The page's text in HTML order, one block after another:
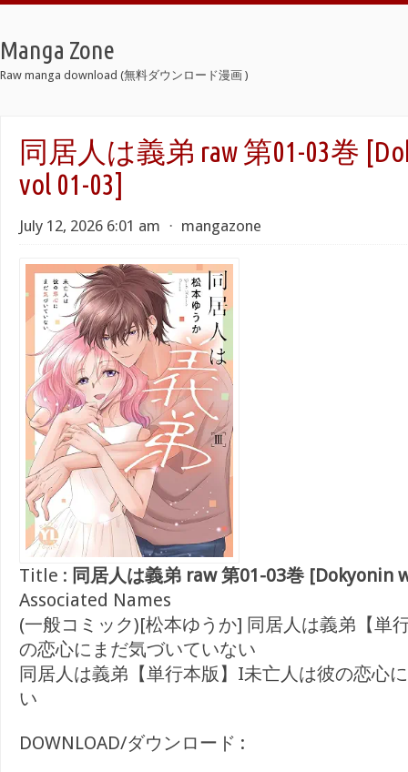
Manga Zone
Raw manga download (無料ダウンロード漫画 )
同居人は義弟 raw 第01-03巻
vol 01-03]
July 12, 2026 6:01 am ⋅ mangazone
Title : 同居人は義弟 raw 第01-03巻 [Dokyonin
Associated Names
(一般コミック)[松本ゆうか] 同居人は義弟【単
の恋心にまだ気づいていない
同居人は義弟【単行本版】I未亡人は彼の恋心
い
DOWNLOAD/ダウンロード :